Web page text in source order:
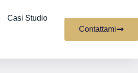
Casi Studio
Contattami